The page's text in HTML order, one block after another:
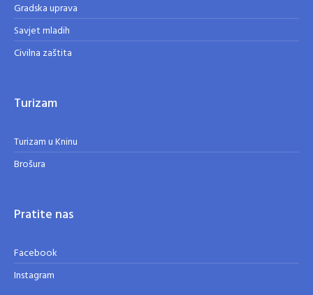
Gradska uprava
Savjet mladih
Civilna zaštita
Turizam
Turizam u Kninu
Brošura
Pratite nas
Facebook
Instagram